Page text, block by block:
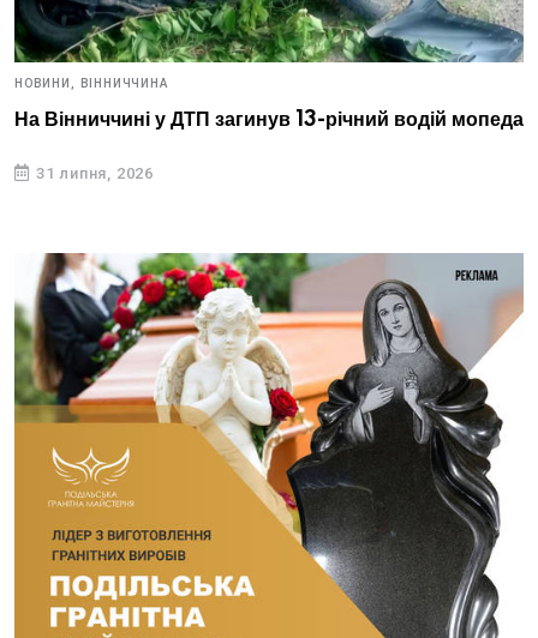
НОВИНИ, ВІННИЧЧИНА
На Вінниччині у ДТП загинув 13-річний водій мопеда
31 липня, 2026